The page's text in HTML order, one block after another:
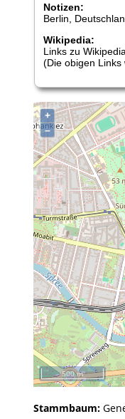
Notizen:
Berlin,
Wikipedia:
Links zu
(Die obigen
+
–
500 m
Stammbaum: